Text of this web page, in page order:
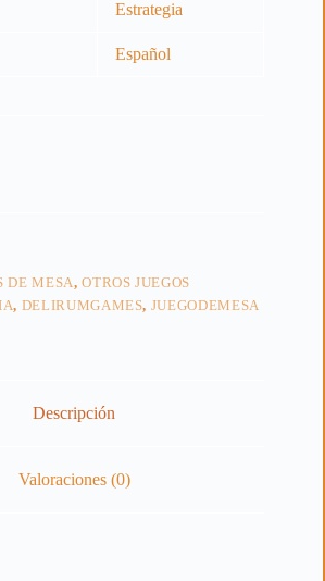
Estrategia
Español
DE MESA,OTROS JUEGOS
, DELIRUMGAMES, JUEGODEMESA
Descripción
Valoraciones (0)